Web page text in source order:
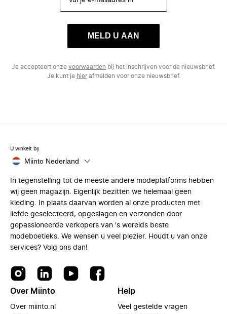
MELD U AAN
Je accepteert onze voorwaarden bij het inschrijven voor de nieuwsbrief.
Je kunt je hierafmelden voor onze nieuwsbrief.
U winkelt bij
Miinto Nederland
In tegenstelling tot de meeste andere modeplatforms hebben
wij geen magazijn. Eigenlijk bezitten we helemaal geen
kleding. In plaats daarvan worden al onze producten met
liefde geselecteerd, opgeslagen en verzonden door
gepassioneerde verkopers van 's werelds beste
modeboetieks. We wensen u veel plezier. Houdt u van onze
services? Volg ons dan!
Over Miinto
Over miinto.nl
Help
Veel gestelde vragen